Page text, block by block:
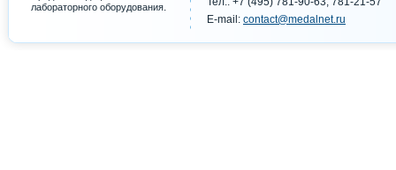
лабораторного оборудования.
E-mail: contact@medalnet.ru